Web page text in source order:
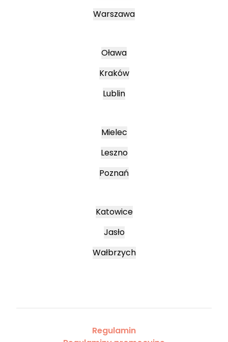
Warszawa
Oława
Kraków
Lublin
Mielec
Leszno
Poznań
Katowice
Jasło
Wałbrzych
Regulamin